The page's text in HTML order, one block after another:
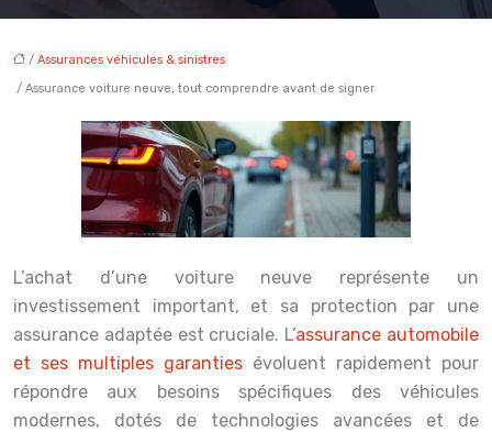
/ Assurances véhicules & sinistres
/ Assurance voiture neuve, tout comprendre avant de signer
L’achat d’une voiture neuve représente un
investissement important, et sa protection par une
assurance adaptée est cruciale. L’assurance automobile
et ses multiples garanties évoluent rapidement pour
répondre aux besoins spécifiques des véhicules
modernes, dotés de technologies avancées et de